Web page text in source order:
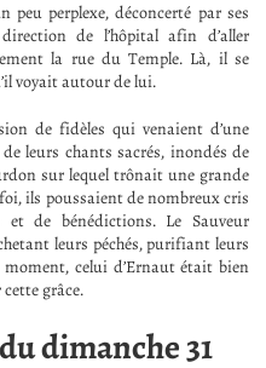
peu perplexe, déconcerté par ses
de l’hôpital afin d’aller
la rue du Temple. Là, il se
voyait autour de lui.
de fidèles qui venaient d’une
de leurs chants sacrés, inondés de
sur lequel trônait une grande
ils poussaient de nombreux cris
et de bénédictions. Le Sauveur
leurs péchés, purifiant leurs
celui d’Ernaut était bien
grâce.
dimanche 31